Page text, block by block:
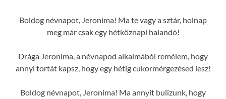
Boldog névnapot, Jeronima! Ma te vagy a sztár, holnap
meg már csak egy hétköznapi halandó!
Drága Jeronima, a névnapod alkalmából remélem, hogy
annyi tortát kapsz, hogy egy hétig cukormérgezésed lesz!
Boldog névnapot, Jeronima! Ma annyit bulizunk, hogy